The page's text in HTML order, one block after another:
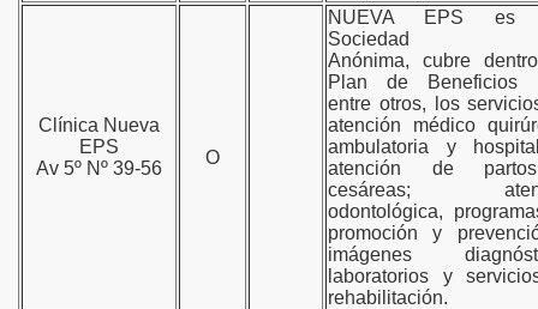
Clínica Nueva
EPS
Av 5º Nº 39-56
O
NUEVA EPS es
Sociedad
Anónima,
cubre
Plan de Beneficios
entre otros, los
atención médico
ambulatoria y
atención de
cesáreas;
odontológica,
promoción y
imágenes
laboratorios y
rehabilitación.